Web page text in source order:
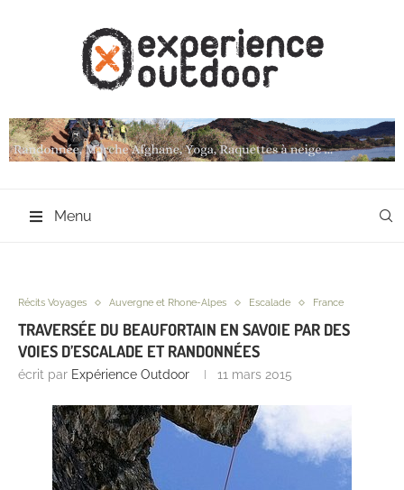
Menu
Récits Voyages Auvergne et Rhone-Alpes Escalade France
TRAVERSÉE DU BEAUFORTAIN EN SAVOIE PAR DES
VOIES D’ESCALADE ET RANDONNÉES
écrit par Expérience Outdoor 11 mars 2015